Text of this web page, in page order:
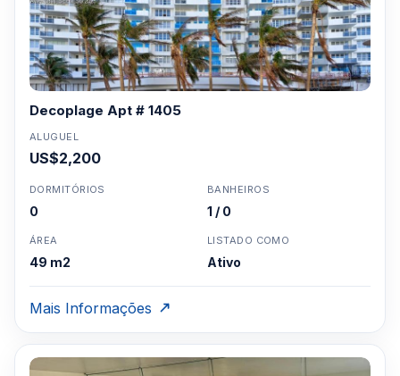
Decoplage Apt # 1405
ALUGUEL
US$2,200
DORMITÓRIOS
0
BANHEIROS
1 / 0
ÁREA
49 m2
LISTADO COMO
Ativo
Mais Informações